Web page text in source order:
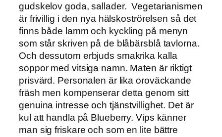
gudskelov goda, sallader. Vegetarianismen
är frivillig i den nya hälskoströrelsen så det
finns både lamm och kyckling på menyn
som står skriven på de blåbärsblå tavlorna.
Och dessutom erbjuds smakrika kalla
soppor med vitsiga namn. Maten är riktigt
prisvärd. Personalen är lika oroväckande
fräsh men kompenserar detta genom sitt
genuina intresse och tjänstvillighet. Det är
kul att handla på Blueberry. Vips känner
man sig friskare och som en lite bättre